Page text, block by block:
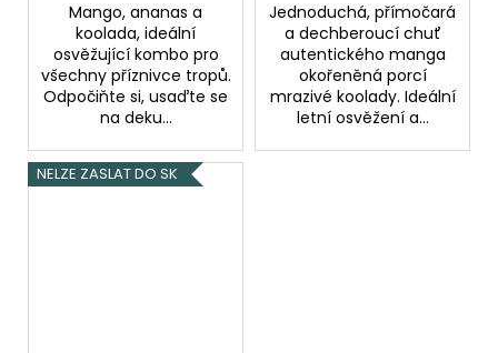
Mango, ananas a
koolada, ideální
osvěžující kombo pro
všechny příznivce tropů.
Odpočiňte si, usaďte se
na deku...
Jednoduchá, přímočará
a dechberoucí chuť
autentického manga
okořeněná porcí
mrazivé koolady. Ideální
letní osvěžení a...
NELZE ZASLAT DO SK